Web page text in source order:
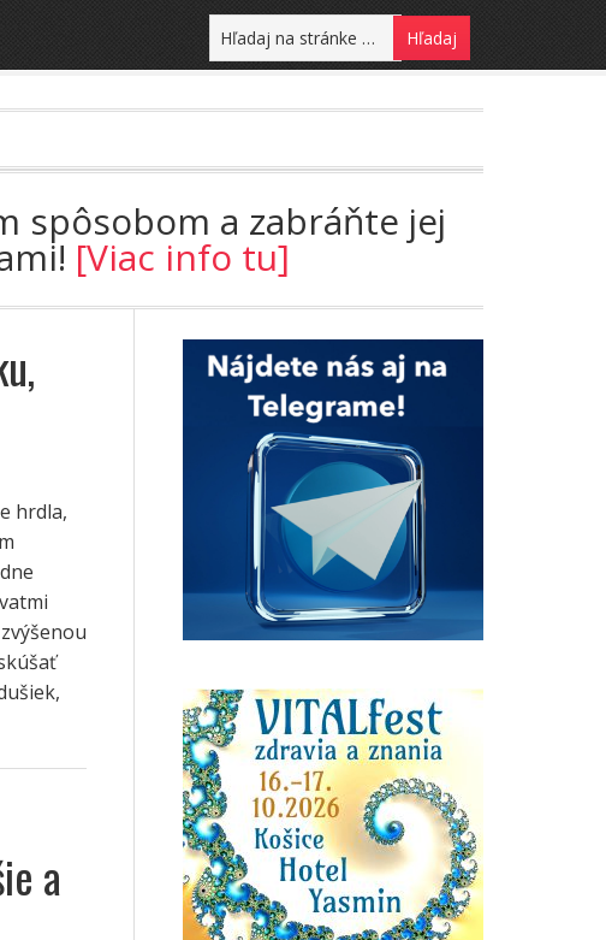
spôsobom a zabráňte jej
[Viac info tu]
hrdla,
a